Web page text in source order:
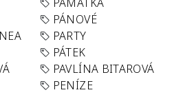
PÁNOVÉ
PARTY
PÁTEK
PAVLÍNA BITAROVÁ
PENÍZE